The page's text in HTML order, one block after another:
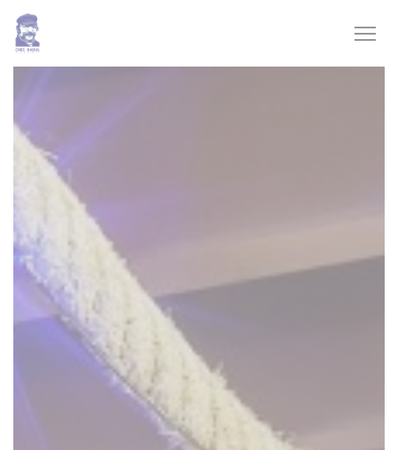
Personnalisation de vos choix en matière de cookies